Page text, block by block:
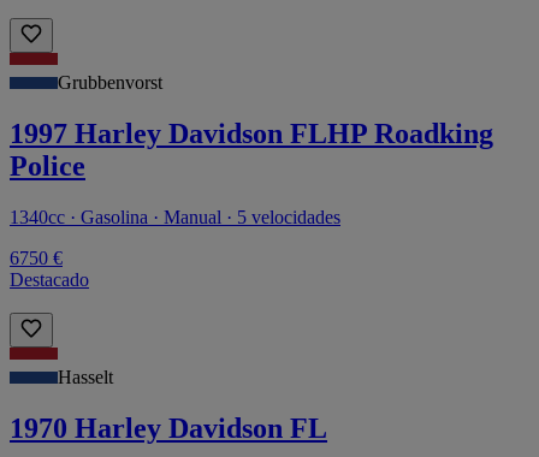
Grubbenvorst
1997 Harley Davidson FLHP Roadking
Police
1340cc · Gasolina · Manual · 5 velocidades
6750 €
Destacado
Hasselt
1970 Harley Davidson FL